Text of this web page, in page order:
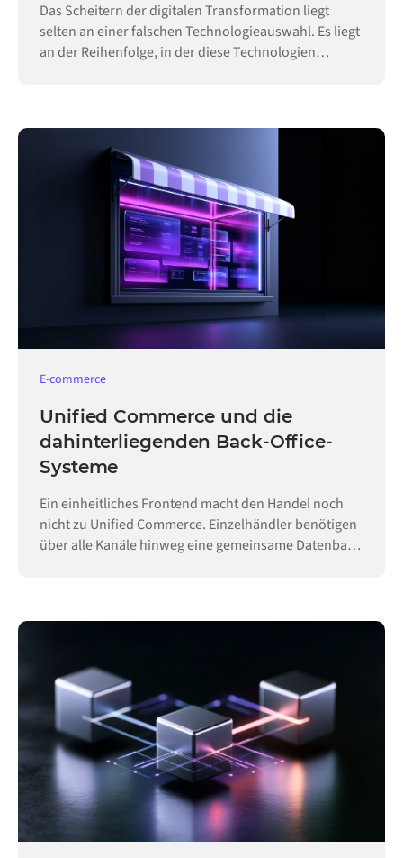
Das Scheitern der digitalen Transformation liegt
selten an einer falschen Technologieauswahl. Es liegt
an der Reihenfolge, in der diese Technologien
E-commerce
Unified Commerce und die
dahinterliegenden Back-Office-
Systeme
Ein einheitliches Frontend macht den Handel noch
nicht zu Unified Commerce. Einzelhändler benötigen
über alle Kanäle hinweg eine gemeinsame Datenbasis